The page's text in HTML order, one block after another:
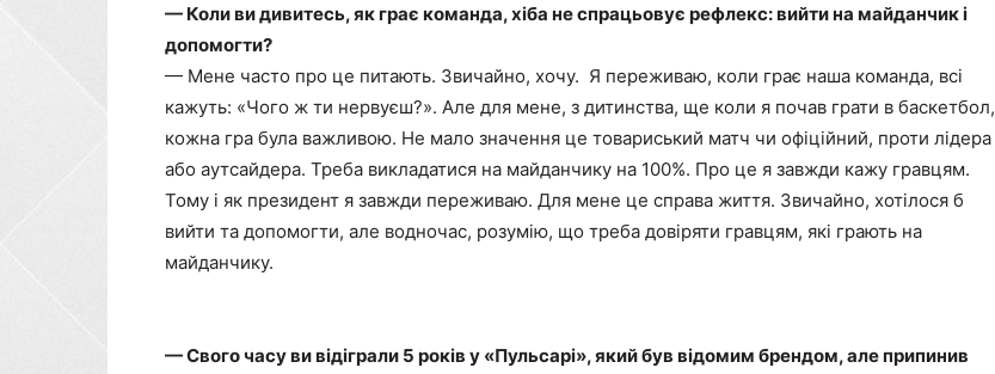
— Коли ви дивитесь, як грає команда, хіба не спрацьовує рефлекс: вийти на майданчик і
допомогти?
— Мене часто про це питають. Звичайно, хочу. Я переживаю, коли грає наша команда, всі
кажуть: «Чого ж ти нервуєш?». Але для мене, з дитинства, ще коли я почав грати в баскетбол,
кожна гра була важливою. Не мало значення це товариський матч чи офіційний, проти лідера
або аутсайдера. Треба викладатися на майданчику на 100%. Про це я завжди кажу гравцям.
Тому і як президент я завжди переживаю. Для мене це справа життя. Звичайно, хотілося б
вийти та допомогти, але водночас, розумію, що треба довіряти гравцям, які грають на
майданчику.
— Свого часу ви відіграли 5 років у «Пульсарі», який був відомим брендом, але припинив